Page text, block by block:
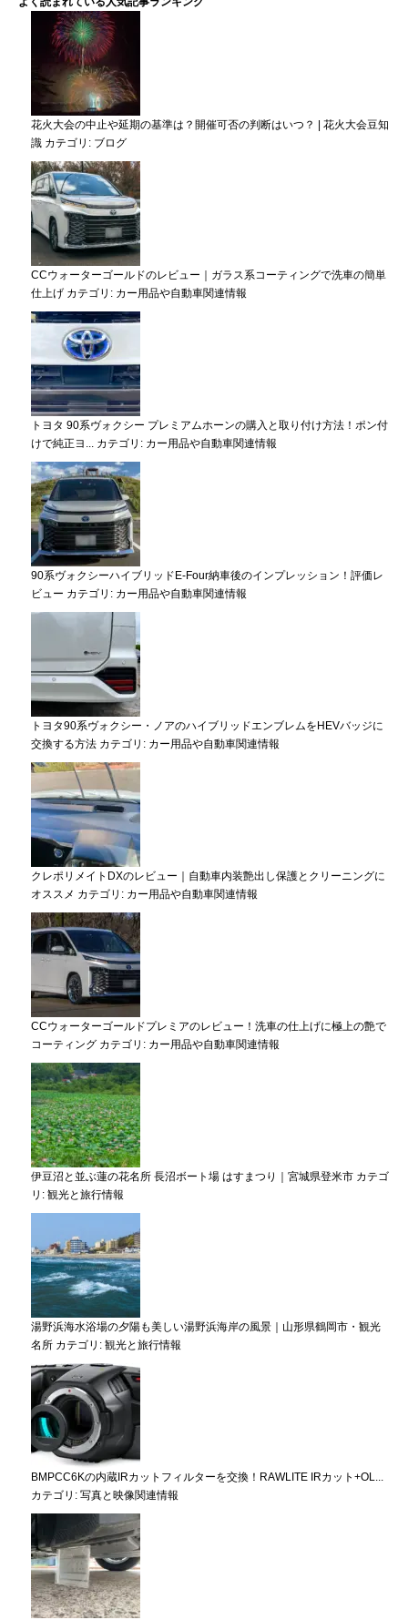
花火大会の中止や延期の基準は？開催可否の判断はいつ？ | 花火大会豆知
識 カテゴリ: ブログ
CCウォーターゴールドのレビュー｜ガラス系コーティングで洗車の簡単
仕上げ カテゴリ: カー用品や自動車関連情報
トヨタ 90系ヴォクシー プレミアムホーンの購入と取り付け方法！ポン付
けで純正ヨ... カテゴリ: カー用品や自動車関連情報
90系ヴォクシーハイブリッドE-Four納車後のインプレッション！評価レ
ビュー カテゴリ: カー用品や自動車関連情報
トヨタ90系ヴォクシー・ノアのハイブリッドエンブレムをHEVバッジに
交換する方法 カテゴリ: カー用品や自動車関連情報
クレポリメイトDXのレビュー｜自動車内装艶出し保護とクリーニングに
オススメ カテゴリ: カー用品や自動車関連情報
CCウォーターゴールドプレミアのレビュー！洗車の仕上げに極上の艶で
コーティング カテゴリ: カー用品や自動車関連情報
伊豆沼と並ぶ蓮の花名所 長沼ボート場 はすまつり｜宮城県登米市 カテゴ
リ: 観光と旅行情報
湯野浜海水浴場の夕陽も美しい湯野浜海岸の風景｜山形県鶴岡市・観光
名所 カテゴリ: 観光と旅行情報
BMPCC6Kの内蔵IRカットフィルターを交換！RAWLITE IRカット+OL...
カテゴリ: 写真と映像関連情報